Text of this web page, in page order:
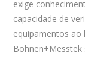
exige
capacidade de
equipamentos ao